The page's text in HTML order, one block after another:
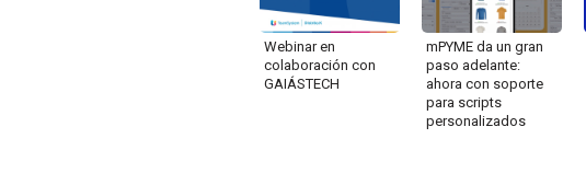
Webinar en
colaboración con
GAIÁSTECH
mPYME da un gran
paso adelante:
ahora con soporte
para scripts
personalizados